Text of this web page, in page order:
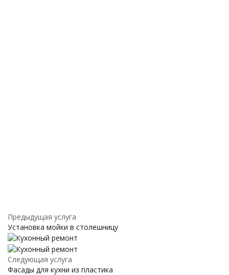
Предыдущая услуга
Установка мойки в столешницу
Следующая услуга
Фасады для кухни из пластика